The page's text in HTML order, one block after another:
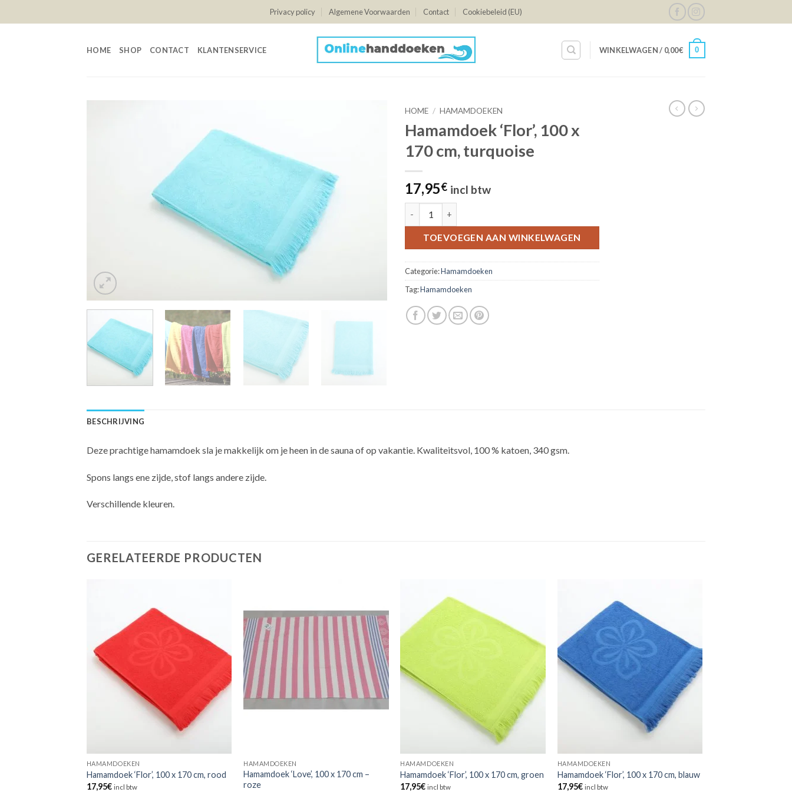
to
Privacy policy Algemene Voorwaarden Contact Cookiebeleid (EU)
HOME SHOP CONTACT KLANTENSERVICE WINKELWAGEN / 0,00€ 0
HOME / HAMAMDOEKEN
Hamamdoek ‘Flor’, 100 x
170 cm, turquoise
17,95€ incl btw
TOEVOEGEN AAN WINKELWAGEN
Categorie:Hamamdoeken
Tag:Hamamdoeken
BESCHRIJVING
Deze prachtige hamamdoek sla je makkelijk om je heen in de sauna of op vakantie. Kwaliteitsvol, 100 % katoen, 340 gsm.
Spons langs ene zijde, stof langs andere zijde.
Verschillende kleuren.
GERELATEERDE PRODUCTEN
HAMAMDOEKEN
Hamamdoek ‘Flor’, 100 x 170 cm, rood
17,95€ incl btw
HAMAMDOEKEN
Hamamdoek ‘Love’, 100 x 170 cm –
roze
HAMAMDOEKEN
Hamamdoek ‘Flor’, 100 x 170 cm, groen
17,95€ incl btw
HAMAMDOEKEN
Hamamdoek ‘Flor’, 100 x 170 cm, blauw
17,95€ incl btw